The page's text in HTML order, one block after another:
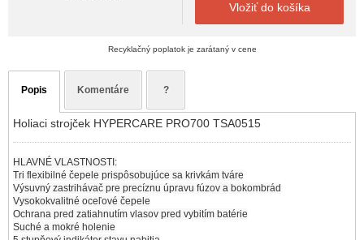
Vložiť do košíka
Recyklačný poplatok je zarátaný v cene
Popis Komentáre ?
Holiaci strojček HYPERCARE PRO700 TSA0515
HLAVNÉ VLASTNOSTI:
Tri flexibilné čepele prispôsobujúce sa krivkám tváre
Výsuvný zastrihávač pre precíznu úpravu fúzov a bokombrád
Vysokokvalitné oceľové čepele
Ochrana pred zatiahnutím vlasov pred vybitím batérie
Suché a mokré holenie